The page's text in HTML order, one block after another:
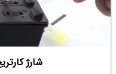
شارژ